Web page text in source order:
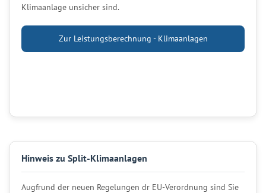
Klimaanlage unsicher sind.
Zur Leistungsberechnung - Klimaanlagen
Hinweis zu Split-Klimaanlagen
Augfrund der neuen Regelungen dr EU-Verordnung sind Sie